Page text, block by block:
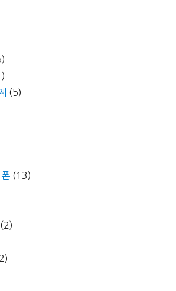
(5)
(13)
(2)